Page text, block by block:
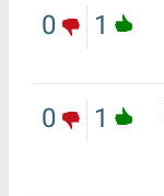
1
0
1
0